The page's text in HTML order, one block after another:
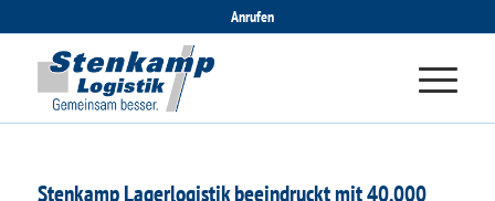
Anrufen
Stenkamp Lagerlogistik beeindruckt mit 40.000